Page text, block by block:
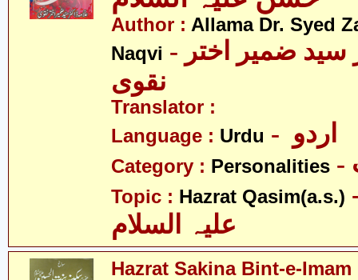
Author : Allama Dr. Syed
Naqvi - علامہ ڈاکٹر سید ضمیر اختر
نقوی
Translator :
Language : Urdu
Category : Personalities
Topic : Hazrat Qasim(a.s.)
علیہ السلام
Hazrat Sakina Bint-e-